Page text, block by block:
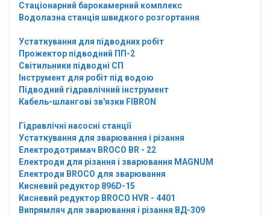
Стаціонарний барокамерний комплекс
Водолазна станція швидкого розгортання
Устаткування для підводних робіт
Прожектор підводний ПП-2
Світильники підводні СП
Інструмент для робіт під водою
Підводний гідравлічний інструмент
Кабель-шлангові зв'язки FIBRON
Гідравлічні насосні станції
Устаткування для зварювання і різання
Електродотримач BROCO BR - 22
Електроди для різання і зварювання MAGNUM
Електроди BROCO для зварювання
Кисневий редуктор 896D-15
Кисневий редуктор BROCO HVR - 4401
Випрямляч для зварювання і різання ВД-309